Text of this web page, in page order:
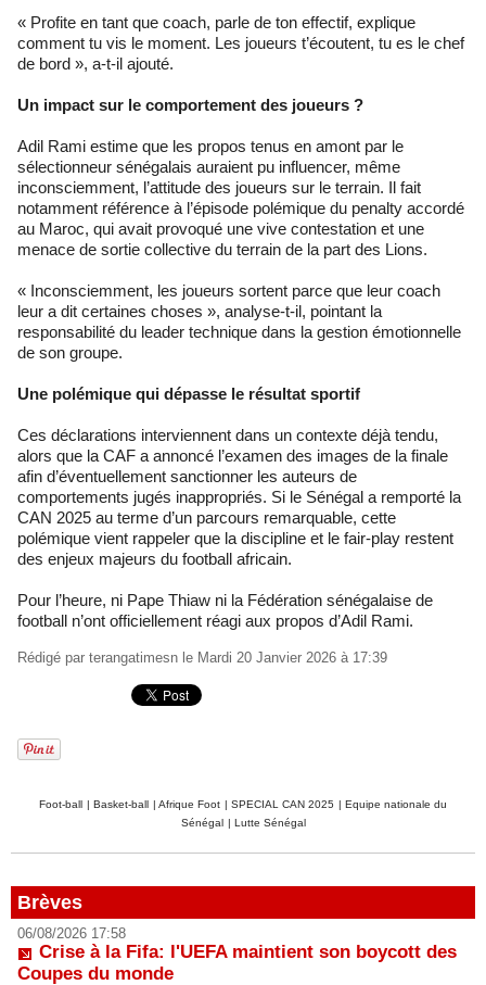
« Profite en tant que coach, parle de ton effectif, explique
comment tu vis le moment. Les joueurs t’écoutent, tu es le chef
de bord », a-t-il ajouté.
Un impact sur le comportement des joueurs ?
Adil Rami estime que les propos tenus en amont par le
sélectionneur sénégalais auraient pu influencer, même
inconsciemment, l’attitude des joueurs sur le terrain. Il fait
notamment référence à l’épisode polémique du penalty accordé
au Maroc, qui avait provoqué une vive contestation et une
menace de sortie collective du terrain de la part des Lions.
« Inconsciemment, les joueurs sortent parce que leur coach
leur a dit certaines choses », analyse-t-il, pointant la
responsabilité du leader technique dans la gestion émotionnelle
de son groupe.
Une polémique qui dépasse le résultat sportif
Ces déclarations interviennent dans un contexte déjà tendu,
alors que la CAF a annoncé l’examen des images de la finale
afin d’éventuellement sanctionner les auteurs de
comportements jugés inappropriés. Si le Sénégal a remporté la
CAN 2025 au terme d’un parcours remarquable, cette
polémique vient rappeler que la discipline et le fair-play restent
des enjeux majeurs du football africain.
Pour l’heure, ni Pape Thiaw ni la Fédération sénégalaise de
football n’ont officiellement réagi aux propos d’Adil Rami.
Rédigé par terangatimesn le Mardi 20 Janvier 2026 à 17:39
Foot-ball | Basket-ball | Afrique Foot | SPECIAL CAN 2025 | Equipe nationale du
Sénégal | Lutte Sénégal
Brèves
06/08/2026 17:58
Crise à la Fifa: l'UEFA maintient son boycott des
Coupes du monde